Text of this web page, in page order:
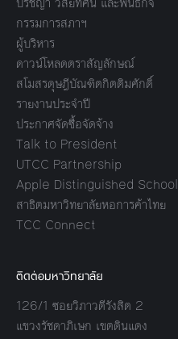
กรรมการสภาฯ
ผู้บริหาร
ดาวน์โหลดตราสัญลักษณ์
สโมสรดุษฎีบัณฑิตกิตติมศักดิ์
รายงานประจำปี
ประกาศจัดซื้อจัดจ้าง
Talk to President
UTCC Partnership
Apple Distinguished School
สาธิตมหาวิทยาลัยหอการค้าไทย
TCC Connect
ติดต่อมหาวิทยาลัย
126/1 ซอยวิภาวดีรังสิต 2
แขวงรัชดาภิเษก เขตดินแดง